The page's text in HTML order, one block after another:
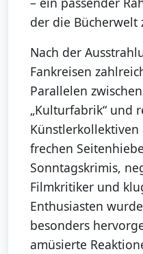
der die Bücherwelt
Nach der
Fankreisen
Parallelen
„Kulturfabrik“ und
Künstlerkollektiven
frechen
Sonntagskrimis,
Filmkritiker und
Enthusiasten
besonders
amüsierte